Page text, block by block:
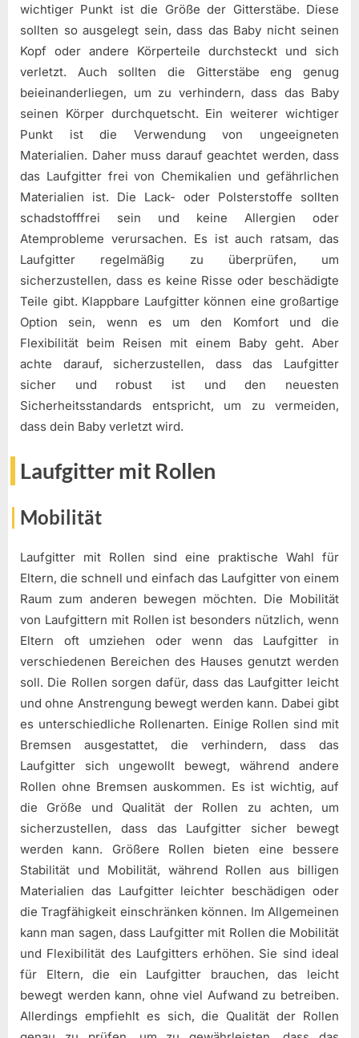
wichtiger Punkt ist die Größe der Gitterstäbe. Diese
sollten so ausgelegt sein, dass das Baby nicht seinen
Kopf oder andere Körperteile durchsteckt und sich
verletzt. Auch sollten die Gitterstäbe eng genug
beieinanderliegen, um zu verhindern, dass das Baby
seinen Körper durchquetscht. Ein weiterer wichtiger
Punkt ist die Verwendung von ungeeigneten
Materialien. Daher muss darauf geachtet werden, dass
das Laufgitter frei von Chemikalien und gefährlichen
Materialien ist. Die Lack- oder Polsterstoffe sollten
schadstofffrei sein und keine Allergien oder
Atemprobleme verursachen. Es ist auch ratsam, das
Laufgitter regelmäßig zu überprüfen, um
sicherzustellen, dass es keine Risse oder beschädigte
Teile gibt. Klappbare Laufgitter können eine großartige
Option sein, wenn es um den Komfort und die
Flexibilität beim Reisen mit einem Baby geht. Aber
achte darauf, sicherzustellen, dass das Laufgitter
sicher und robust ist und den neuesten
Sicherheitsstandards entspricht, um zu vermeiden,
dass dein Baby verletzt wird.
Laufgitter mit Rollen
Mobilität
Laufgitter mit Rollen sind eine praktische Wahl für
Eltern, die schnell und einfach das Laufgitter von einem
Raum zum anderen bewegen möchten. Die Mobilität
von Laufgittern mit Rollen ist besonders nützlich, wenn
Eltern oft umziehen oder wenn das Laufgitter in
verschiedenen Bereichen des Hauses genutzt werden
soll. Die Rollen sorgen dafür, dass das Laufgitter leicht
und ohne Anstrengung bewegt werden kann. Dabei gibt
es unterschiedliche Rollenarten. Einige Rollen sind mit
Bremsen ausgestattet, die verhindern, dass das
Laufgitter sich ungewollt bewegt, während andere
Rollen ohne Bremsen auskommen. Es ist wichtig, auf
die Größe und Qualität der Rollen zu achten, um
sicherzustellen, dass das Laufgitter sicher bewegt
werden kann. Größere Rollen bieten eine bessere
Stabilität und Mobilität, während Rollen aus billigen
Materialien das Laufgitter leichter beschädigen oder
die Tragfähigkeit einschränken können. Im Allgemeinen
kann man sagen, dass Laufgitter mit Rollen die Mobilität
und Flexibilität des Laufgitters erhöhen. Sie sind ideal
für Eltern, die ein Laufgitter brauchen, das leicht
bewegt werden kann, ohne viel Aufwand zu betreiben.
Allerdings empfiehlt es sich, die Qualität der Rollen